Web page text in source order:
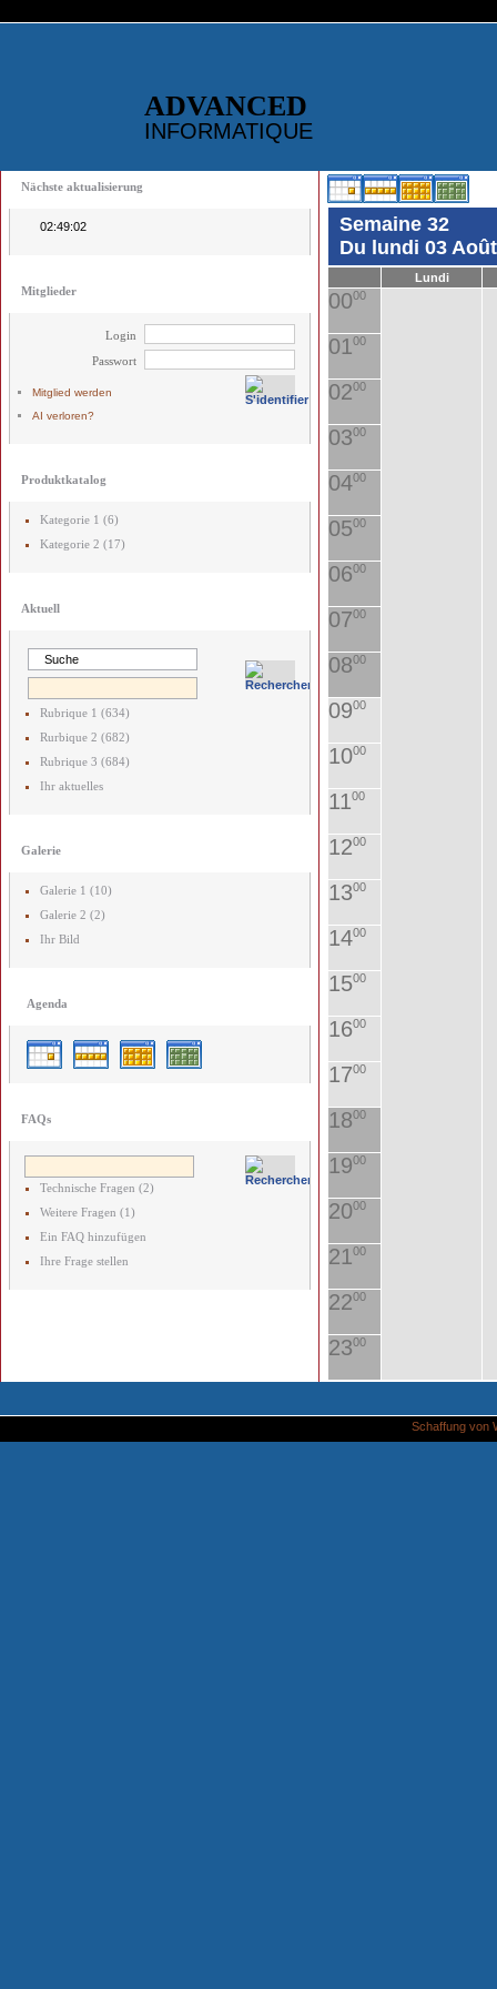
ADVANCED
INFORMATIQUE
Nächste aktualisierung
02:49:02
Mitglieder
Login
Passwort
Mitglied werden
AI verloren?
Produktkatalog
Kategorie 1 (6)
Kategorie 2 (17)
Aktuell
Rubrique 1 (634)
Rurbique 2 (682)
Rubrique 3 (684)
Ihr aktuelles
Galerie
Galerie 1 (10)
Galerie 2 (2)
Ihr Bild
Agenda
FAQs
Technische Fragen (2)
Weitere Fragen (1)
Ein FAQ hinzufügen
Ihre Frage stellen
Semaine 32
Du lundi 03
Lundi
0000
0100
0200
0300
0400
0500
0600
0700
0800
0900
1000
1100
1200
1300
1400
1500
1600
1700
1800
1900
2000
2100
2200
2300
Schaffung von